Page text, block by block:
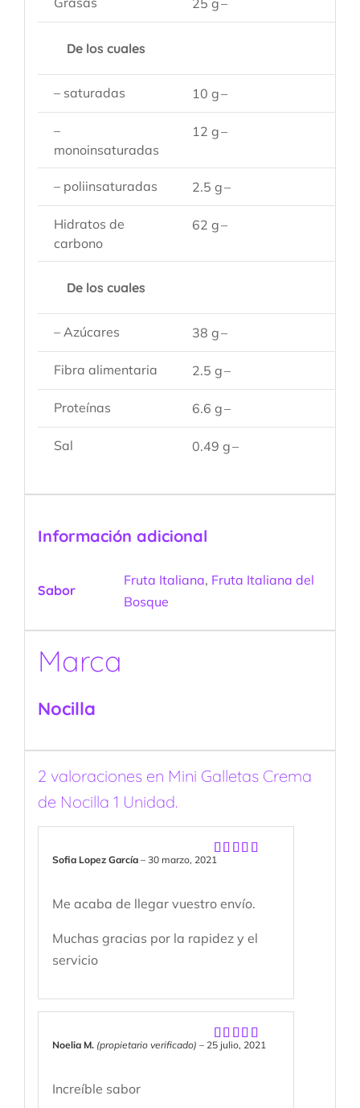
25 g–
De los cuales
– saturadas 10 g–
–
monoinsaturadas
12 g–
– poliinsaturadas 2.5 g–
Hidratos de
carbono
62 g–
De los cuales
– Azúcares 38 g–
Fibra alimentaria 2.5 g–
Proteínas 6.6 g–
Sal 0.49 g–
Información adicional
Sabor
Fruta Italiana, Fruta Italiana del
Bosque
Marca
Nocilla
2 valoraciones en Mini Galletas Crema
de Nocilla 1 Unidad.
Valorado
Sofia Lopez García– 30 marzo, 2021
Me acaba de llegar vuestro envío.
Muchas gracias por la rapidez y el
servicio
Valorado
Noelia M. (propietario verificado) – 25 julio, 2021
Increíble sabor